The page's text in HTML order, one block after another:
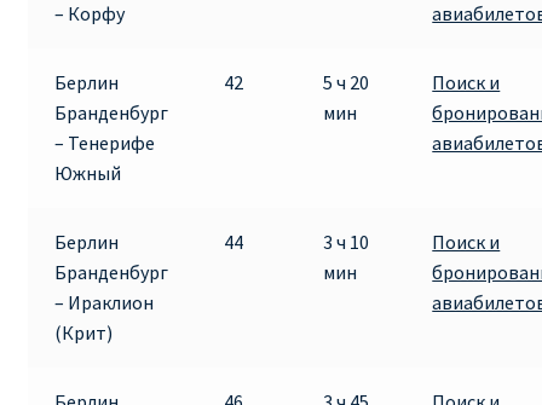
– Корфу
Берлин
Бранденбург
– Тенерифе
Южный
42
5 ч 20
мин
Поиск и
Берлин
Бранденбург
– Ираклион
(Крит)
44
3 ч 10
мин
Поиск и